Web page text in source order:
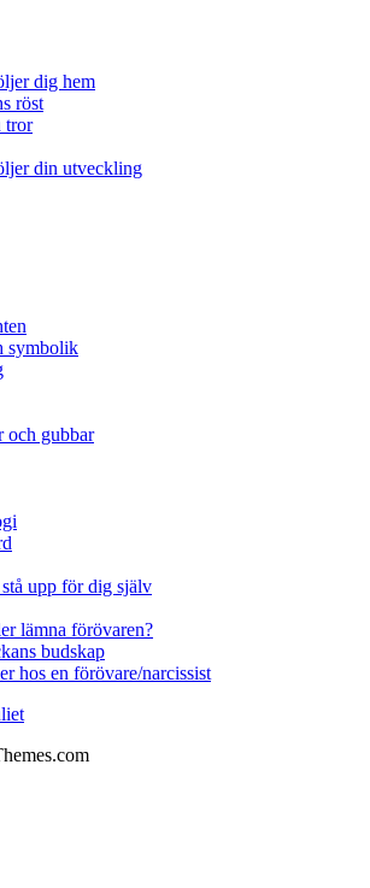
dig hem
röst
tror
din utveckling
symbolik
och gubbar
upp för dig själv
lämna förövaren?
budskap
hos en förövare/narcissist